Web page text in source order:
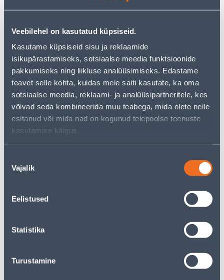
Veebilehel on kasutatud küpsiseid.
Kasutame küpsiseid sisu ja reklaamide
isikupärastamiseks, sotsiaalse meedia funktsioonide
pakkumiseks ning liikluse analüüsimiseks. Edastame
teavet selle kohta, kuidas meie saiti kasutate, ka oma
sotsiaalse meedia, reklaami- ja analüüsipartneritele, kes
võivad seda kombineerida muu teabega, mida olete neile
esitanud või mida nad on kogunud teiepoolse teenuste
kasutamise käigus.
valik
Vajalik
Eelistused
Statistika
Turustamine
MASTERFOL 20MMX25M
4.92 € /tk
3.20 €
авторизованного
клиента
PEPI 8MMX10CMX25M
10.92 €
7 .10 €
авторизованного
клиента
BETOONIVALU SERVALINT
для
KLAASVILL ISOVER RKL-31